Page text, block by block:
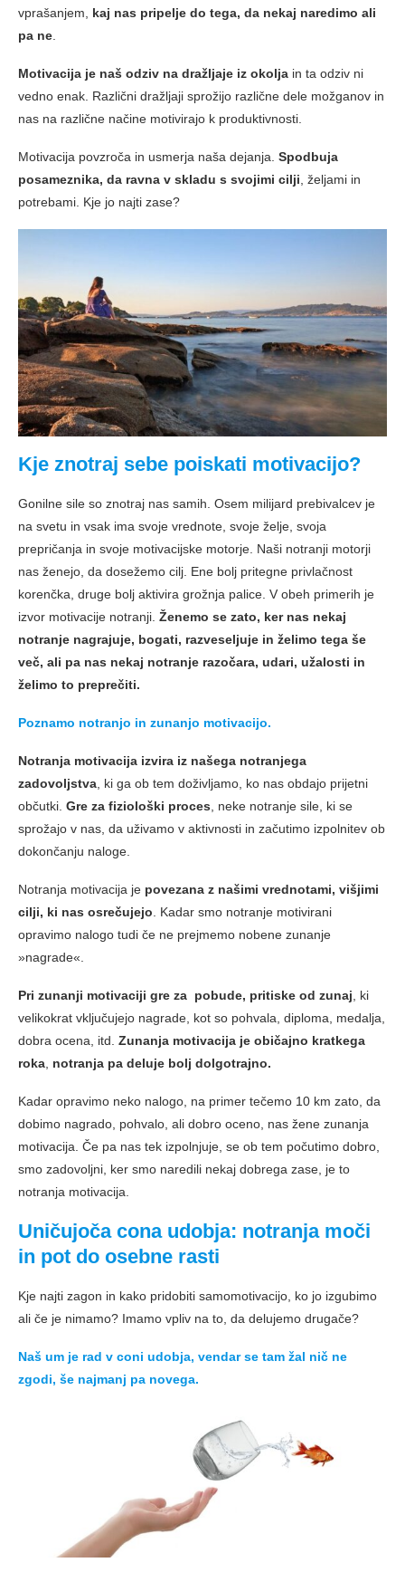
vprašanjem, kaj nas pripelje do tega, da nekaj naredimo ali
pa ne.
Motivacija je naš odziv na dražljaje iz okolja in ta odziv ni
vedno enak. Različni dražljaji sprožijo različne dele možganov in
nas na različne načine motivirajo k produktivnosti.
Motivacija povzroča in usmerja naša dejanja. Spodbuja
posameznika, da ravna v skladu s svojimi cilji, željami in
potrebami. Kje jo najti zase?
Kje znotraj sebe poiskati motivacijo?
Gonilne sile so znotraj nas samih. Osem milijard prebivalcev je
na svetu in vsak ima svoje vrednote, svoje želje, svoja
prepričanja in svoje motivacijske motorje. Naši notranji motorji
nas ženejo, da dosežemo cilj. Ene bolj pritegne privlačnost
korenčka, druge bolj aktivira grožnja palice. V obeh primerih je
izvor motivacije notranji. Ženemo se zato, ker nas nekaj
notranje nagrajuje, bogati, razveseljuje in želimo tega še
več, ali pa nas nekaj notranje razočara, udari, užalosti in
želimo to preprečiti.
Poznamo notranjo in zunanjo motivacijo.
Notranja motivacija izvira iz našega notranjega
zadovoljstva, ki ga ob tem doživljamo, ko nas obdajo prijetni
občutki. Gre za fiziološki proces, neke notranje sile, ki se
sprožajo v nas, da uživamo v aktivnosti in začutimo izpolnitev ob
dokončanju naloge.
Notranja motivacija je povezana z našimi vrednotami, višjimi
cilji, ki nas osrečujejo. Kadar smo notranje motivirani
opravimo nalogo tudi če ne prejmemo nobene zunanje
»nagrade«.
Pri zunanji motivaciji gre za pobude, pritiske od zunaj, ki
velikokrat vključujejo nagrade, kot so pohvala, diploma, medalja,
dobra ocena, itd. Zunanja motivacija je običajno kratkega
roka, notranja pa deluje bolj dolgotrajno.
Kadar opravimo neko nalogo, na primer tečemo 10 km zato, da
dobimo nagrado, pohvalo, ali dobro oceno, nas žene zunanja
motivacija. Če pa nas tek izpolnjuje, se ob tem počutimo dobro,
smo zadovoljni, ker smo naredili nekaj dobrega zase, je to
notranja motivacija.
Uničujoča cona udobja: notranja moči
in pot do osebne rasti
Kje najti zagon in kako pridobiti samomotivacijo, ko jo izgubimo
ali če je nimamo? Imamo vpliv na to, da delujemo drugače?
Naš um je rad v coni udobja, vendar se tam žal nič ne
zgodi, še najmanj pa novega.